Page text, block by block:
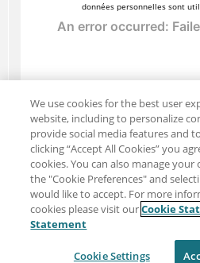
données personnelles sont
Partager : Courriel
Twitter
Clause de non-responsabilité
We use cookies for the best user
website, including to personalize
provide social media features and
clicking “Accept All Cookies” you
cookies. You can also manage your
the "Cookie Preferences" and
would like to accept. For more
cookies please visit ourCookie
Statement
Cookie Settings